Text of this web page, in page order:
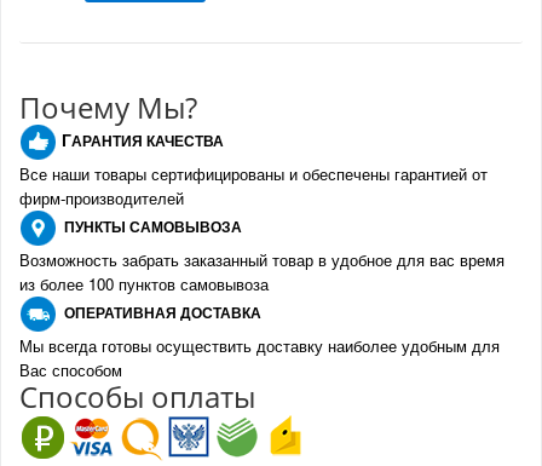
Почему Мы?
ГАРАНТИЯ КАЧЕСТВА
Все наши товары сертифицированы и обеспечены гарантией от
фирм-производителей
ПУНКТЫ САМОВЫВОЗА
Возможность забрать заказанный товар в удобное для вас время
из более 100 пунктов самовывоза
ОПЕРАТИВНАЯ ДОСТАВКА
Мы всегда готовы осуществить доставку наиболее удобным для
Вас способом
Способы оплаты